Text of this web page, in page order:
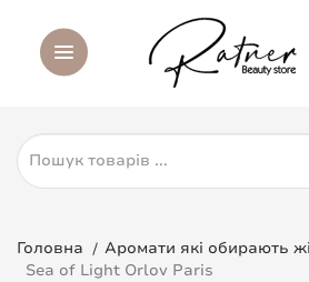
Головна
Аромати які обирають
Sea of Light Orlov Paris